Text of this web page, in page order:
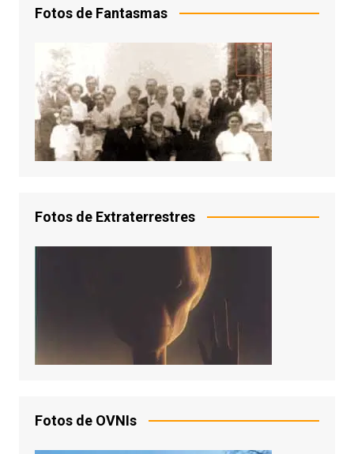
Fotos de Fantasmas
Fotos de Extraterrestres
Fotos de OVNIs